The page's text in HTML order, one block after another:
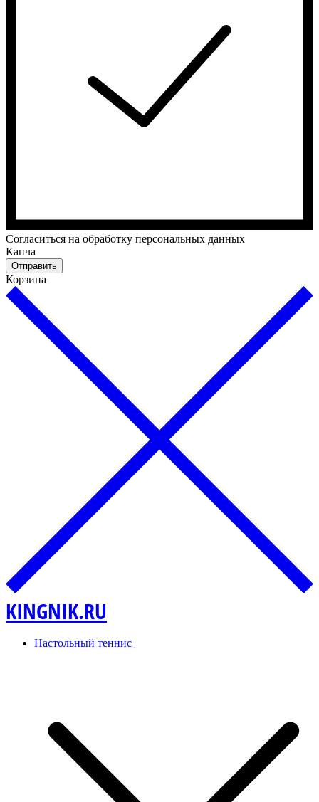
Cогласиться на обработку персональных данных
Капча
Отправить
Корзина
KINGNIK.RU
Настольный теннис